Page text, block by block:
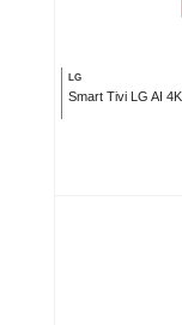
LG
Smart Tivi LG AI